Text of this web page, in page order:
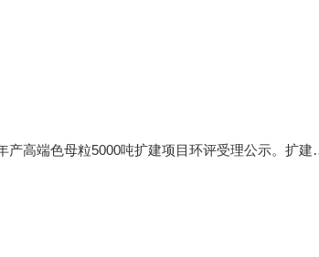
产高端色母粒5000吨扩建项目环评受理公示。扩建